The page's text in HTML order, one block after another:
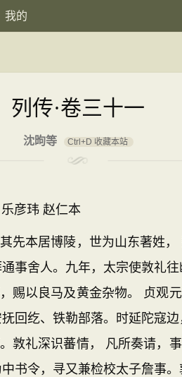
我的
列传·卷三十一
沈昫等 Ctrl+D 收藏本站
彦玮 赵仁本
本居博陵，世为山东著姓，
事舍人。九年，太宗使敦礼
赐以良马及黄金杂物。 贞观
回纥、铁勒部落。时延陀寇
敦礼深识蕃情， 凡所奏请，
书令，寻又兼检校太子詹事